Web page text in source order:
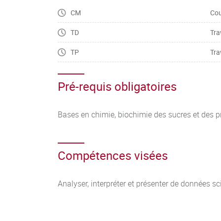
(polysaccharides, protéines, lipides).
-Etat physique et activité d’eau :
-Texture des aliments (fluides, gels, pâtes).
-Réaction de Maillard :
Cours mutualisé avec les parcours M1 MB, M1
CM
TD
TP
Pré-requis obligatoires
Bases en chimie, biochimie des sucres et des
Compétences visées
Analyser, interpréter et présenter de données